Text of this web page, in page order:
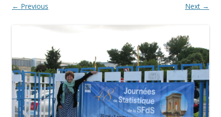
← Previous Next →